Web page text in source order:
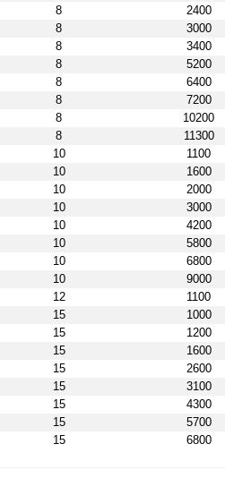
8 2400
8 3000
8 3400
8 5200
8 6400
8 7200
8 10200
8 11300
10 1100
10 1600
10 2000
10 3000
10 4200
10 5800
10 6800
10 9000
12 1100
15 1000
15 1200
15 1600
15 2600
15 3100
15 4300
15 5700
15 6800